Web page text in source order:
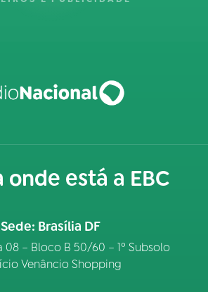
onde está a EBC
Sede: Brasília DF
08 – Bloco B 50/60 – 1º Subsolo
Venâncio Shopping